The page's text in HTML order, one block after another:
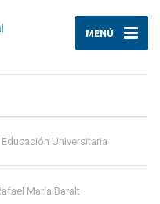
MENÚ
Universitaria
María Baralt